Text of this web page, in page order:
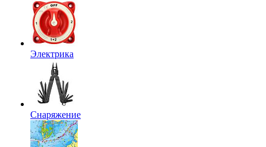
Электрика
Снаряжение